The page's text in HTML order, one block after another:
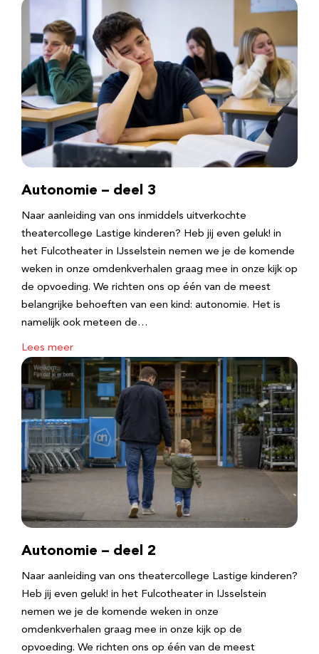
Autonomie – deel 3
Naar aanleiding van ons inmiddels uitverkochte
theatercollege Lastige kinderen? Heb jij even geluk! in
het Fulcotheater in IJsselstein nemen we je de komende
weken in onze omdenkverhalen graag mee in onze kijk op
de opvoeding. We richten ons op één van de meest
belangrijke behoeften van een kind: autonomie. Het is
namelijk ook meteen de…
Lees meer
Autonomie – deel 2
Naar aanleiding van ons theatercollege Lastige kinderen?
Heb jij even geluk! in het Fulcotheater in IJsselstein
nemen we je de komende weken in onze
omdenkverhalen graag mee in onze kijk op de
opvoeding. We richten ons op één van de meest